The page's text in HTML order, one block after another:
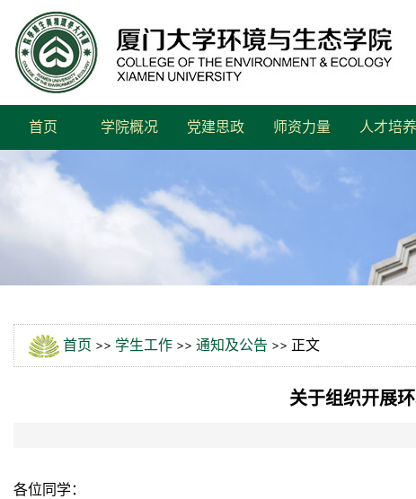
首页 学院概况 党建思政 师资力量 人才培养
首页 >> 学生工作 >> 通知及公告 >> 正文
关于组织开展
各位同学：